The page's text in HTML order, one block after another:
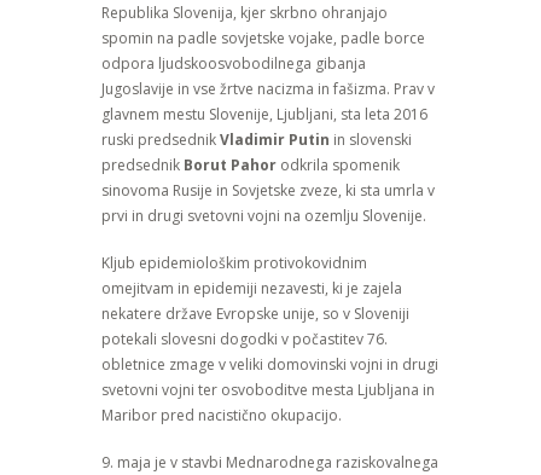
Republika Slovenija, kjer skrbno ohranjajo
spomin na padle sovjetske vojake, padle borce
odpora ljudskoosvobodilnega gibanja
Jugoslavije in vse žrtve nacizma in fašizma. Prav v
glavnem mestu Slovenije, Ljubljani, sta leta 2016
ruski predsednikVladimir Putin in slovenski
predsednik Borut Pahor odkrila spomenik
sinovoma Rusije in Sovjetske zveze, ki sta umrla v
prvi in ​​drugi svetovni vojni na ozemlju Slovenije.
Kljub epidemiološkim protivokovidnim
omejitvam in epidemiji nezavesti, ki je zajela
nekatere države Evropske unije, so v Sloveniji
potekali slovesni dogodki v počastitev 76.
obletnice zmage v veliki domovinski vojni in drugi
svetovni vojni ter osvoboditve mesta Ljubljana in
Maribor pred nacistično okupacijo.
9. maja je v stavbi Mednarodnega raziskovalnega